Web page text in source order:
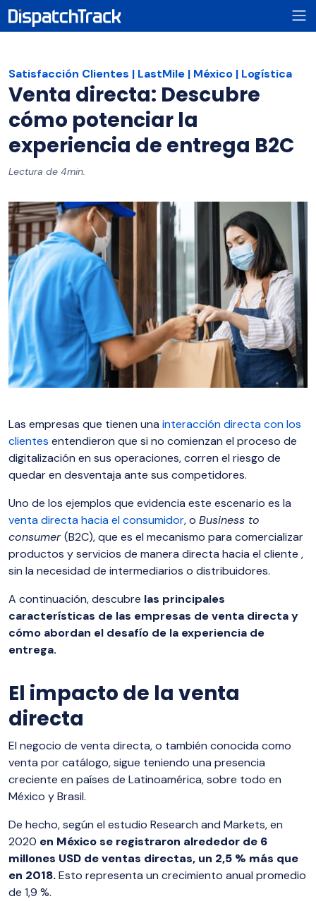
Satisfacción Clientes LastMile México Logística
Venta directa: Descubre
cómo potenciar la
experiencia de entrega B2C
Lectura de 4min.
Las empresas que tienen una interacción directa con los
clientes entendieron que si no comienzan el proceso de
digitalización en sus operaciones, corren el riesgo de
quedar en desventaja ante sus competidores.
Uno de los ejemplos que evidencia este escenario es la
venta directa hacia el consumidor, o Business to
consumer(B2C), que es el mecanismo para comercializar
productos y servicios de manera directa hacia el cliente ,
sin la necesidad de intermediarios o distribuidores.
A continuación, descubre las principales
características de las empresas de venta directa y
cómo abordan el desafío de la experiencia de
entrega.
El impacto de la venta
directa
El negocio de venta directa, o también conocida como
venta por catálogo, sigue teniendo una presencia
creciente en países de Latinoamérica, sobre todo en
México y Brasil.
De hecho, según el estudio Research and Markets, en
2020 en México se registraron alrededor de 6
millones USD de ventas directas, un 2,5 % más que
en 2018.Esto representa un crecimiento anual promedio
de 1,9 %.